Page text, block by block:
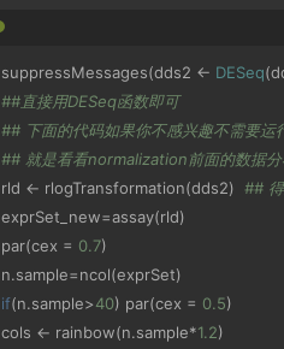
suppressMessages(dds2 <- DESeq(
##直接用DESeq函数即可
## 下面的代码如果你不感兴趣不需要运
## 就是看看normalization前面的数据
rld <- rlogTransformation(dds2) ##
exprSet_new=assay(rld)
par(cex = 0.7)
n.sample=ncol(exprSet)
if(n.sample>40) par(cex = 0.5)
cols <- rainbow(n.sample*1.2)